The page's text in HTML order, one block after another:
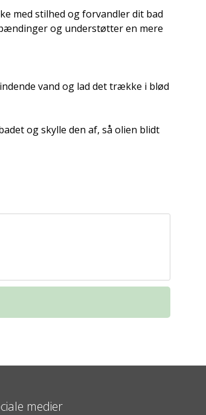
med stilhed og forvandler dit bad
og understøtter en mere
vand og lad det trække i blød
og skylle den af, så olien blidt
medier